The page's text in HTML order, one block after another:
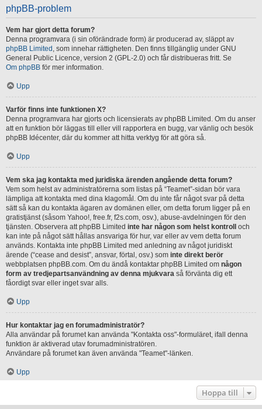
phpBB-problem
Vem har gjort detta forum?
Denna programvara (i sin oförändrade form) är producerad av, släppt av
phpBB Limited , som innehar rättigheten. Den finns tillgänglig under GNU
General Public Licence, version 2 (GPL-2.0) och får distribueras fritt. Se
Om phpBB för mer information.
Upp
Varför finns inte funktionen X?
Denna programvara har gjorts och licensierats av phpBB Limited. Om du anser
att en funktion bör läggas till eller vill rapportera en bugg, var vänlig och besök
phpBB Idécenter, där du kommer att hitta verktyg för att göra så.
Upp
Vem ska jag kontakta med juridiska ärenden angående detta forum?
Vem som helst av administratörerna som listas på “Teamet”-sidan bör vara
lämpliga att kontakta med dina klagomål. Om du inte får något svar på detta
sätt så kan du kontakta ägaren av domänen eller, om detta forum ligger på en
gratistjänst (såsom Yahoo!, free.fr, f2s.com, osv.), abuse-avdelningen för den
tjänsten. Observera att phpBB Limited inte har någon som helst kontroll
och
kan inte på något sätt hållas ansvariga för hur, var eller av vem detta forum
används. Kontakta inte phpBB Limited med anledning av något juridiskt
ärende (“cease and desist”, ansvar, förtal, osv.) som inte direkt berör
webbplatsen phpBB.com. Om du ändå kontaktar phpBB Limited om någon
form av tredjepartsanvändning av denna mjukvara så förvänta dig ett
fåordigt svar eller inget svar alls.
Upp
Hur kontaktar jag en forumadministratör?
Alla användar på forumet kan använda "Kontakta oss"-formuläret, ifall denna
funktion är aktiverad utav forumadministratören.
Användare på forumet kan även använda "Teamet"-länken.
Upp
Hoppa till